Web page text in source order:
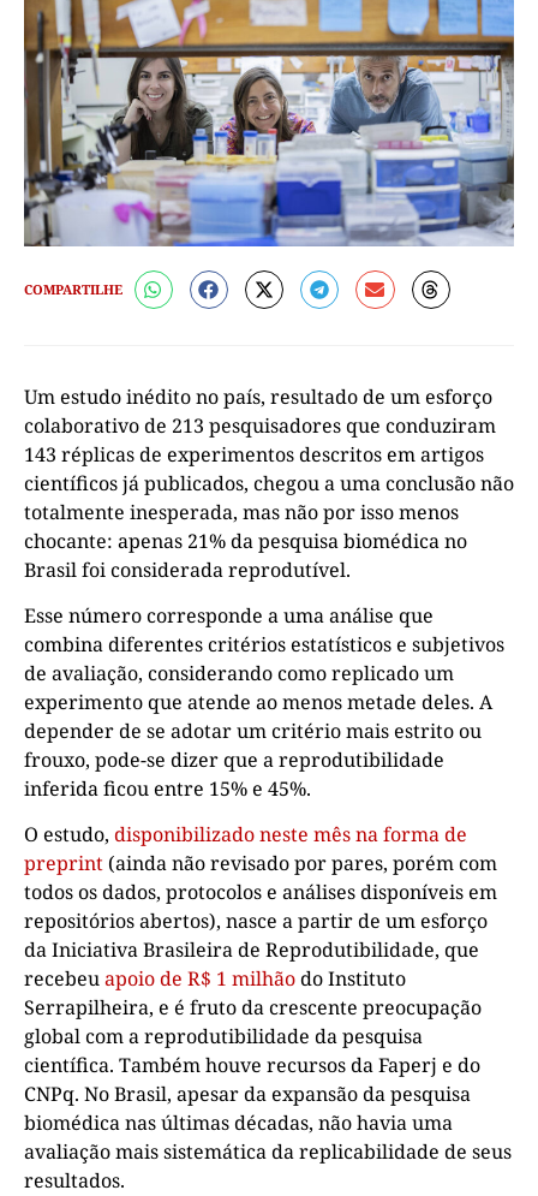
COMPARTILHE
Um estudo inédito no país, resultado de um esforço
colaborativo de 213 pesquisadores que conduziram
143 réplicas de experimentos descritos em artigos
científicos já publicados, chegou a uma conclusão não
totalmente inesperada, mas não por isso menos
chocante: apenas 21% da pesquisa biomédica no
Brasil foi considerada reprodutível.
Esse número corresponde a uma análise que
combina diferentes critérios estatísticos e subjetivos
de avaliação, considerando como replicado um
experimento que atende ao menos metade deles. A
depender de se adotar um critério mais estrito ou
frouxo, pode-se dizer que a reprodutibilidade
inferida ficou entre 15% e 45%.
O estudo, disponibilizado neste mês na forma de
preprint (ainda não revisado por pares, porém com
todos os dados, protocolos e análises disponíveis em
repositórios abertos), nasce a partir de um esforço
da Iniciativa Brasileira de Reprodutibilidade, que
recebeuapoio de R$ 1 milhãodo Instituto
Serrapilheira, e é fruto da crescente preocupação
global com a reprodutibilidade da pesquisa
científica. Também houve recursos da Faperj e do
CNPq. No Brasil, apesar da expansão da pesquisa
biomédica nas últimas décadas, não havia uma
avaliação mais sistemática da replicabilidade de seus
resultados.